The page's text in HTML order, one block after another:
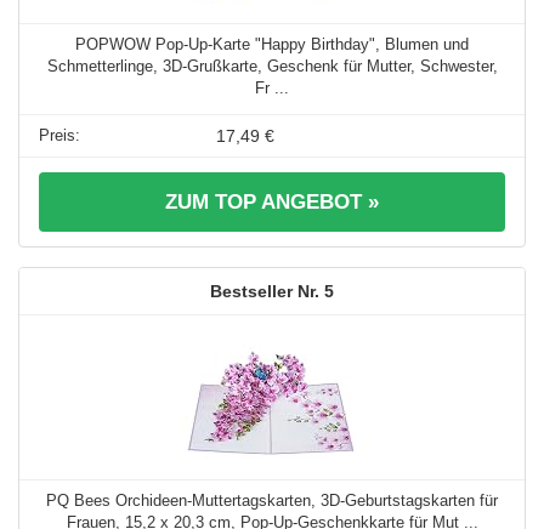
POPWOW Pop-Up-Karte "Happy Birthday", Blumen und
Schmetterlinge, 3D-Grußkarte, Geschenk für Mutter, Schwester,
Fr ...
17,49 €
ZUM TOP ANGEBOT »
5
PQ Bees Orchideen-Muttertagskarten, 3D-Geburtstagskarten für
Frauen, 15,2 x 20,3 cm, Pop-Up-Geschenkkarte für Mut ...